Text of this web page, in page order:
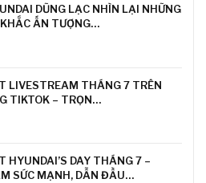
DŨNG LẠC NHÌN LẠI NHỮNG
ẤN TƯỢNG…
LIVESTREAM THÁNG 7 TRÊN
TIKTOK – TRỌN…
HYUNDAI’S DAY THÁNG 7 –
SỨC MẠNH, DẪN ĐẦU…